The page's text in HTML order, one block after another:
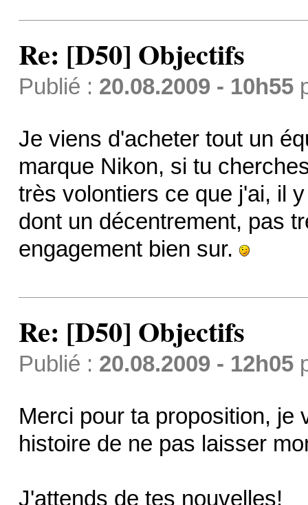
Re: [D50] Objectifs
Publié : 20.08.2009 - 10h55
Je viens d'acheter tout un
marque Nikon, si tu
très volontiers ce que j'ai, il
dont un décentrement, pas
engagement bien sur.
Re: [D50] Objectifs
Publié : 20.08.2009 - 12h05
Merci pour ta proposition, je
histoire de ne pas laisser
J'attends de tes nouvelles!